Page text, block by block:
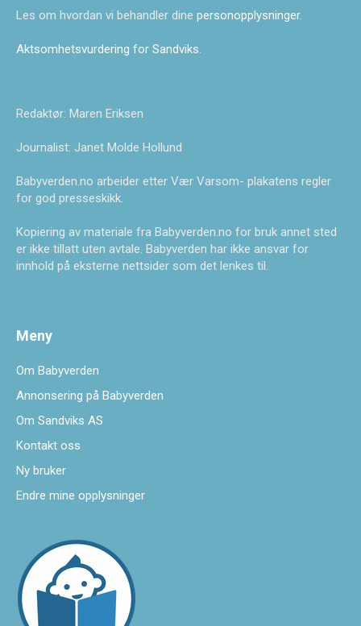
Les om hvordan vi behandler dine personopplysninger.
Aktsomhetsvurdering for Sandviks.
Redaktør: Maren Eriksen
Journalist: Janet Molde Hollund
Babyverden.no arbeider etter Vær Varsom- plakatens regler
for god presseskikk.
Kopiering av materiale fra Babyverden.no for bruk annet sted
er ikke tillatt uten avtale. Babyverden har ikke ansvar for
innhold på eksterne nettsider som det lenkes til.
Meny
Om Babyverden
Annonsering på Babyverden
Om Sandviks AS
Kontakt oss
Ny bruker
Endre mine opplysninger